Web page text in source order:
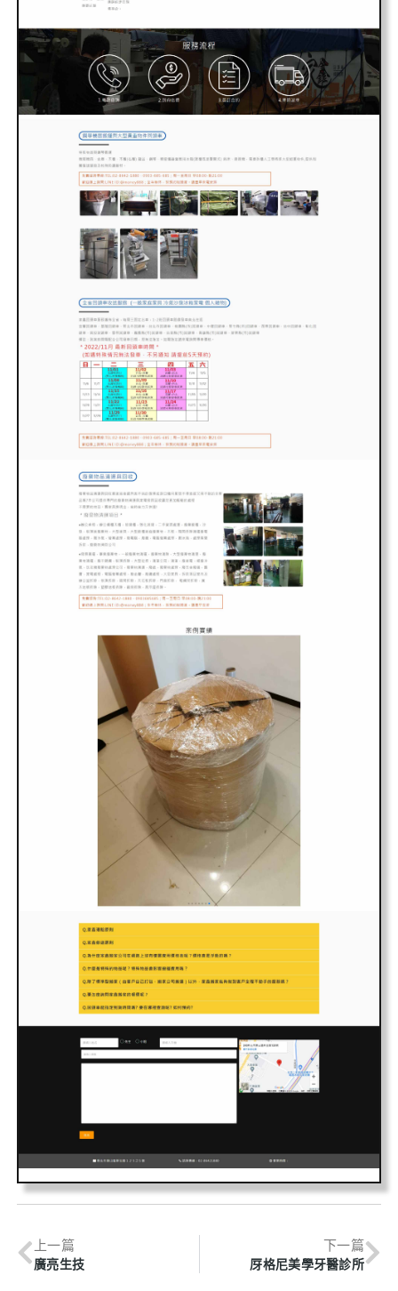
上一篇
廣亮生技
下一篇
厊格尼美學牙醫診所